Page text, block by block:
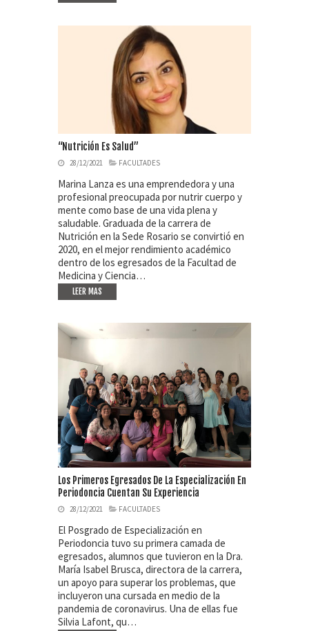
“Nutrición Es Salud”
28/12/2021 FACULTADES
Marina Lanza es una emprendedora y una
profesional preocupada por nutrir cuerpo y
mente como base de una vida plena y
saludable. Graduada de la carrera de
Nutrición en la Sede Rosario se convirtió en
2020, en el mejor rendimiento académico
dentro de los egresados de la Facultad de
Medicina y Ciencia…
LEER MAS
Los Primeros Egresados De La Especialización En
Periodoncia Cuentan Su Experiencia
28/12/2021 FACULTADES
El Posgrado de Especialización en
Periodoncia tuvo su primera camada de
egresados, alumnos que tuvieron en la Dra.
María Isabel Brusca, directora de la carrera,
un apoyo para superar los problemas, que
incluyeron una cursada en medio de la
pandemia de coronavirus. Una de ellas fue
Silvia Lafont, qu…